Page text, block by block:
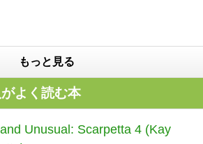
もっと見る
よく読む本
Unusual: Scarpetta 4 (Kay